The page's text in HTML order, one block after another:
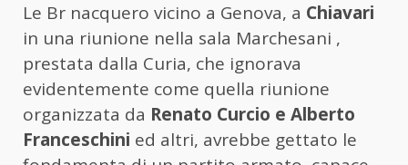
Le Br nacquero vicino a Genova, a Chiavari
in una riunione nella sala Marchesani ,
prestata dalla Curia, che ignorava
evidentemente come quella riunione
organizzata da Renato Curcio e Alberto
Franceschini ed altri, avrebbe gettato le